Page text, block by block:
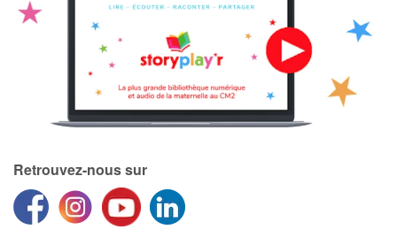
Retrouvez-nous sur